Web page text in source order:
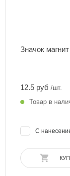
Значок
12.5 руб /шт.
Товар в
С